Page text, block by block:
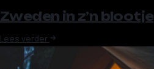
Zweden in z’n blootje
Lees verder